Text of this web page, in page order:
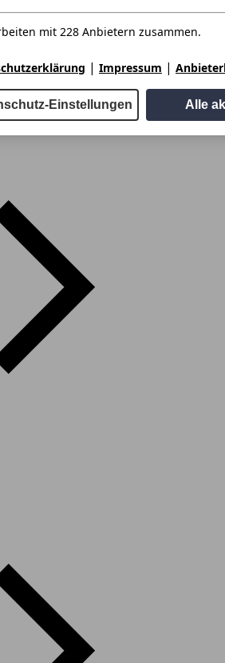
mit 228 Anbietern zusammen.
| Impressum |
Einstellungen Alle